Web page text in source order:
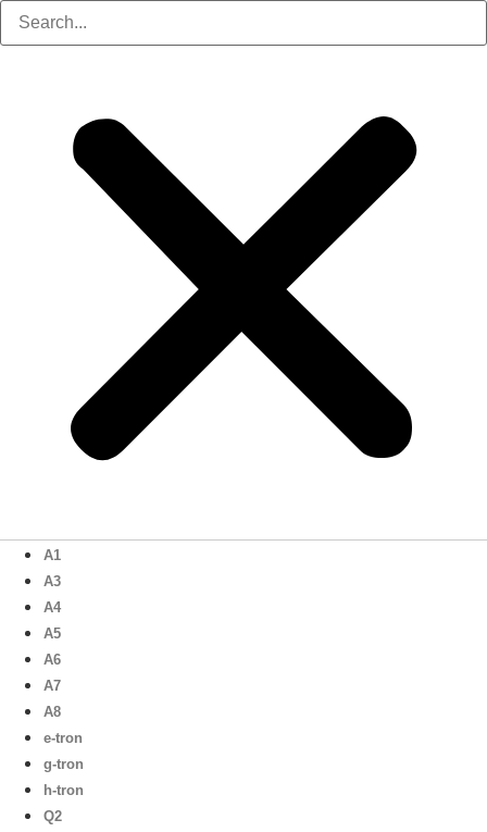
A1
A3
A4
A5
A6
A7
A8
e-tron
g-tron
h-tron
Q2